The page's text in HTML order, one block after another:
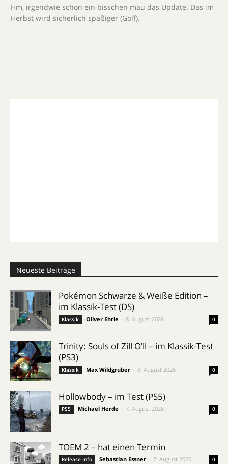
Hm, irgendwie schon ein bisschen mau das Update. Das im
Herbst wird sicherlich spaßiger (Golf).
Neueste Beiträge
Pokémon Schwarze & Weiße Edition –
im Klassik-Test (DS)
Klassik Oliver Ehrle 8. August 2026 0
Trinity: Souls of Zill O’ll – im Klassik-Test
(PS3)
Klassik Max Wildgruber 8. August 2026 0
Hollowbody – im Test (PS5)
PS5 Michael Herde 7. August 2026 0
TOEM 2 – hat einen Termin
Release-Info Sebastian Essner 7. August 2026 0